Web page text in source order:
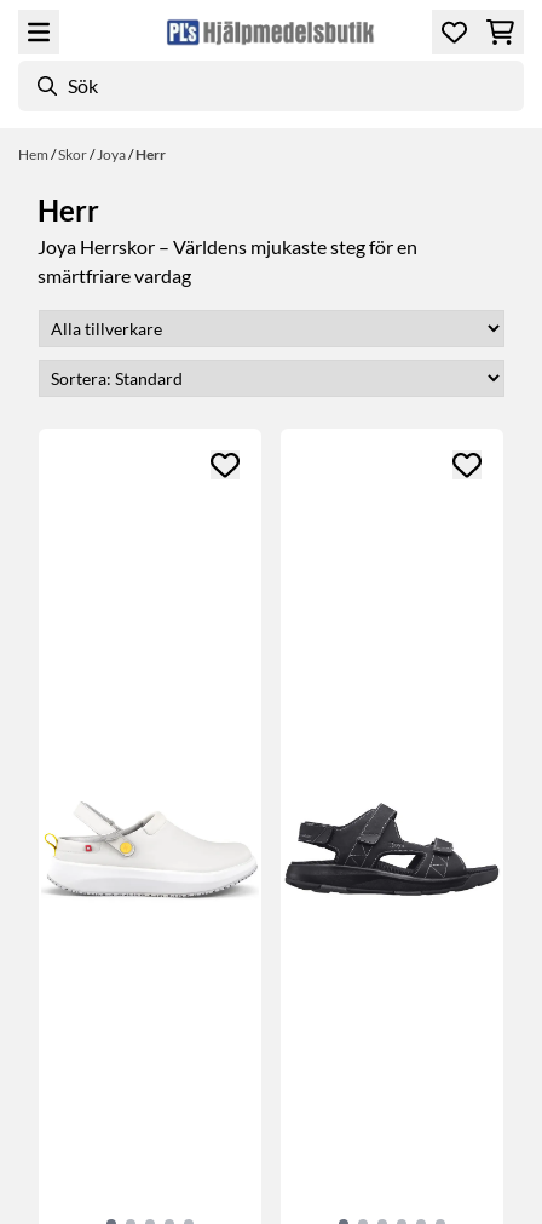
Hoppa till innehåll
Hem /Skor/ Joya/Herr
Herr
Joya Herrskor – Världens mjukaste steg för en
smärtfriare vardag